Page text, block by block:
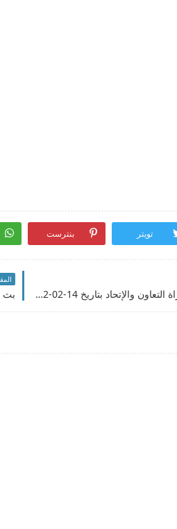
تويتر بنترست
بث مباشرمشاهدة مباراة التعاون والإتحاد بتاريخ 14-02-2022 كأس خادم الحرمين الشريفين